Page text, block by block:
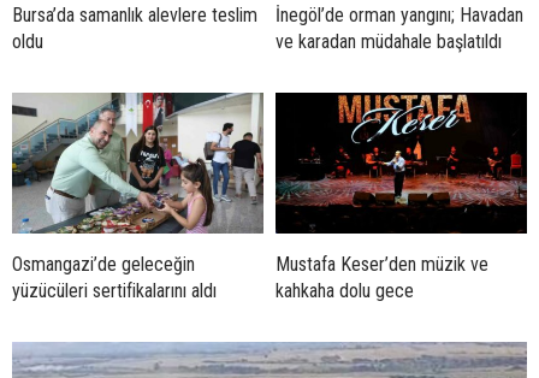
Bursa’da samanlık alevlere teslim
oldu
İnegöl’de orman yangını; Havadan
ve karadan müdahale başlatıldı
Osmangazi’de geleceğin
yüzücüleri sertifikalarını aldı
Mustafa Keser’den müzik ve
kahkaha dolu gece